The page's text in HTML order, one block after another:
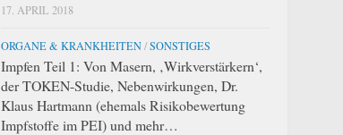
17. APRIL 2018
ORGANE & KRANKHEITEN/SONSTIGES
Impfen Teil 1: Von Masern, ‚Wirkverstärkern‘,
der TOKEN-Studie, Nebenwirkungen, Dr.
Klaus Hartmann (ehemals Risikobewertung
Impfstoffe im PEI) und mehr…